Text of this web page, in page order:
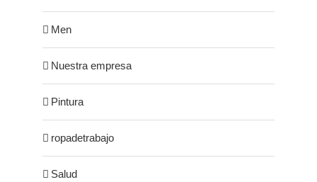
Men
Nuestra empresa
Pintura
ropadetrabajo
Salud